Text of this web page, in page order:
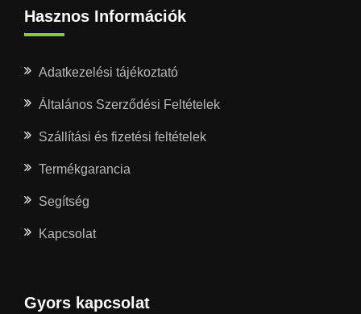
Hasznos Információk
Adatkezelési tájékoztató
Általános Szerződési Feltételek
Szállítási és fizetési feltételek
Termékgarancia
Segítség
Kapcsolat
Gyors kapcsolat